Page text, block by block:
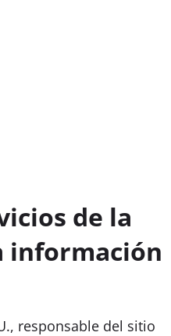
de la
información
responsable del sitio